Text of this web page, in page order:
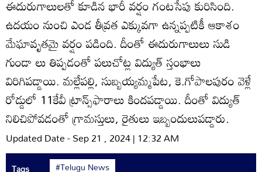
ఈదురుగాలులతో కూడిన భారీ వర్షం గంటసేపు కురిసింది.
ఉదయం నుంచి ఎండ తీవ్రత ఎక్కువగా ఉన్నప్పటికీ ఆకాశం
మేఘావృతమై వర్షం పడింది. దీంతో ఈదురుగాలులు సుడి
గుండా లు తిప్పడంతో పలుచోట్ల విద్యుత్‌ స్తంభాలు
విరిగిపడ్డాయి. మల్లేపల్లి, సుబ్బయ్యమ్మపేట, కె.గోపాలపురం వెళ్లే
రోడ్డులో 11కేవీ ట్రాన్స్‌ఫారాలు కిందపడ్డాయి. దీంతో విద్యుత్‌
నిలిచిపోవడంతో గ్రామస్తులు, రైతులు ఇబ్బందులుపడ్డారు.
Updated Date - Sep 21 , 2024 | 12:32 AM
Tags #Telugu News